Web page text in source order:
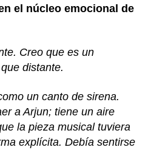
el núcleo emocional de
Creo que es un
distante.
un canto de sirena.
a Arjun; tiene un aire
la pieza musical tuviera
explícita. Debía sentirse